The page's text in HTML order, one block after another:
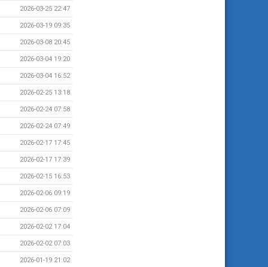
2026-03-25 22:47
2026-03-19 09:35
2026-03-08 20:45
2026-03-04 19:20
2026-03-04 16:52
2026-02-25 13:18
2026-02-24 07:58
2026-02-24 07:49
2026-02-17 17:45
2026-02-17 17:39
2026-02-15 16:53
2026-02-06 09:19
2026-02-06 07:09
2026-02-02 17:04
2026-02-02 07:03
2026-01-19 21:02